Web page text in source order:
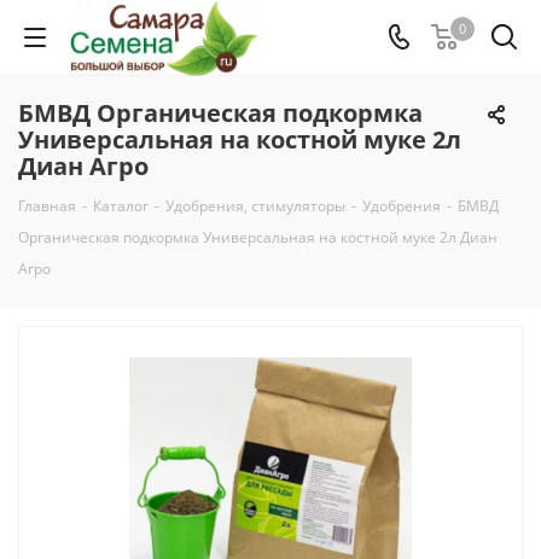
0
БМВД Органическая подкормка
Универсальная на костной муке 2л
Диан Агро
Главная - Каталог - Удобрения, стимуляторы - Удобрения - БМВД
Органическая подкормка Универсальная на костной муке 2л Диан
Агро